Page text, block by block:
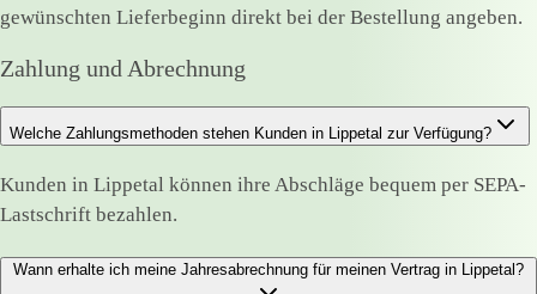
gewünschten Lieferbeginn direkt bei der Bestellung angeben.
Zahlung und Abrechnung
Welche Zahlungsmethoden stehen Kunden in Lippetal zur Verfügung?
Kunden in Lippetal können ihre Abschläge bequem per SEPA-
Lastschrift bezahlen.
Wann erhalte ich meine Jahresabrechnung für meinen Vertrag in Lippetal?